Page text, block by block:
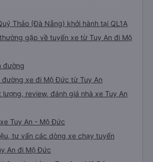
Thảo (Đà Nẵng) khởi hành tại QL1A
gặp về tuyến xe từ Tuy An đi Mộ
đường
đường xe đi Mộ Đức từ Tuy An
lượng, review, đánh giá nhà xe Tuy An
Tuy An - Mộ Đức
tư vấn các dòng xe chạy tuyến
An đi Mộ Đức